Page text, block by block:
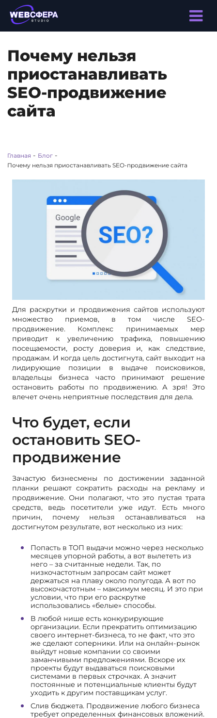
Почему нельзя
приостанавливать
SEO-продвижение
сайта
Главная - Блог -
Почему нельзя приостанавливать SEO-продвижение сайта
Для раскрутки и продвижения сайтов используют
множество приемов, в том числе SEO-
продвижение. Комплекс принимаемых мер
приводит к увеличению трафика, повышению
посещаемости, росту доверия и, как следствие,
продажам. И когда цель достигнута, сайт выходит на
лидирующие позиции в выдаче поисковиков,
владельцы бизнеса часто принимают решение
остановить работы по продвижению. А зря! Это
влечет очень неприятные последствия для дела.
Что будет, если
остановить SEO-
продвижение
Зачастую бизнесмены по достижении заданной
планки решают сократить расходы на рекламу и
продвижение. Они полагают, что это пустая трата
средств, ведь посетители уже идут. Есть много
причин, почему нельзя останавливаться на
достигнутом результате, вот несколько из них:
Попасть в ТОП выдачи можно через несколько
месяцев упорной работы, а вот вылететь из
него – за считанные недели. Так, по
низкочастотным запросам сайт может
держаться на плаву около полугода. А вот по
высокочастотным – максимум месяц. И это при
условии, что при его раскрутке
использовались «белые» способы.
В любой нише есть конкурирующие
организации. Если прекратить оптимизацию
своего интернет-бизнеса, то не факт, что это
же сделают соперники. Или на онлайн-рынок
выйдут новые компании со своими
заманчивыми предложениями. Вскоре их
проекты будут выдаваться поисковыми
системами в первых строчках. А значит
постоянные и потенциальные клиенты будут
уходить к другим поставщикам услуг.
Слив бюджета. Продвижение любого бизнеса
требует определенных финансовых вложений.